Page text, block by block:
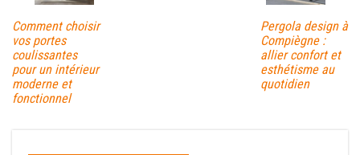
Comment choisir
vos portes
coulissantes
pour un intérieur
moderne et
fonctionnel
Pergola design à
Compiègne :
allier confort et
esthétisme au
quotidien